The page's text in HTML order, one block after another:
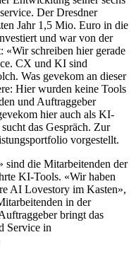
Der Dresdner
Jahr 1,5 Mio. Euro in die
und war von der
«Wir schreiben hier gerade
CX und KI sind
Was gevekom an dieser
Hier wurden keine Tools
und Auftraggeber
hier auch als KI-
das Gespräch. Zur
vorgestellt.
die Mitarbeitenden der
KI-Tools. «Wir haben
AI Lovestory im Kasten»,
in der
bringt das
Service in